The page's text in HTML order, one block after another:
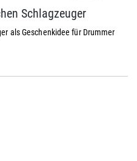
Schlagzeuger
als Geschenkidee für Drummer